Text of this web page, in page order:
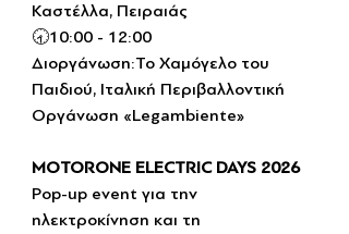
Καστέλλα, Πειραιάς
🕣10:00 - 12:00
Διοργάνωση:Το Χαμόγελο του
Παιδιού, Ιταλική Περιβαλλοντική
Οργάνωση «Legambiente»
MOTORONE ELECTRIC DAYS 2026
Pop-up event για την
ηλεκτροκίνηση και τη